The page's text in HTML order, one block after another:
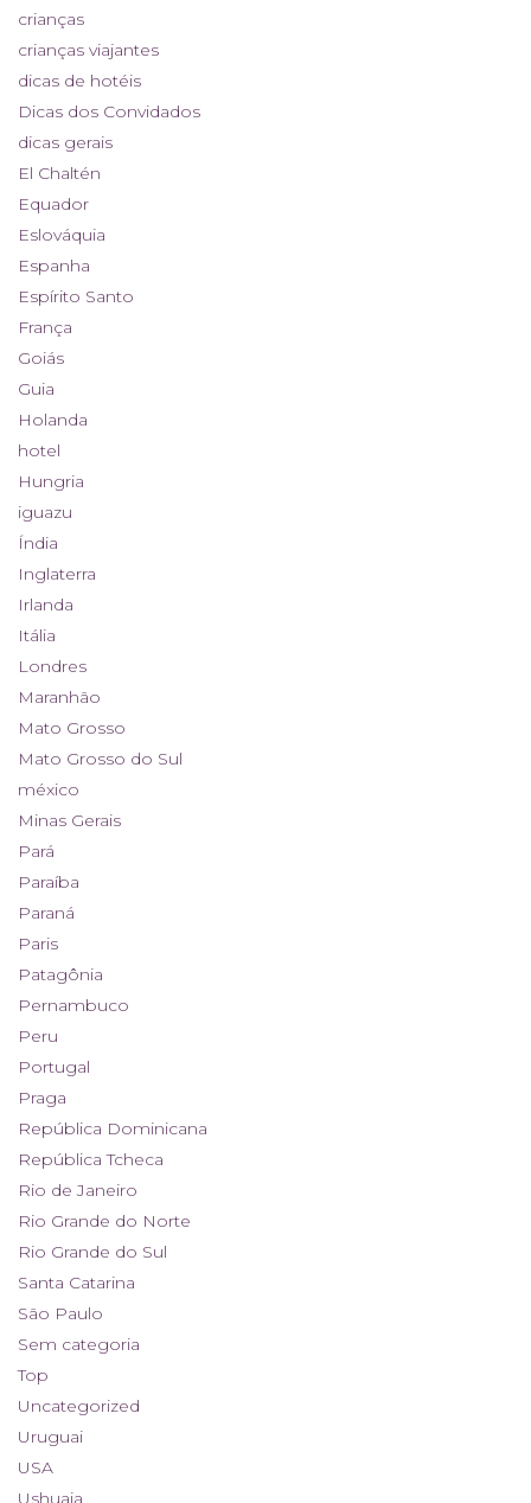
crianças
crianças viajantes
dicas de hotéis
Dicas dos Convidados
dicas gerais
El Chaltén
Equador
Eslováquia
Espanha
Espírito Santo
França
Goiás
Guia
Holanda
hotel
Hungria
iguazu
Índia
Inglaterra
Irlanda
Itália
Londres
Maranhão
Mato Grosso
Mato Grosso do Sul
méxico
Minas Gerais
Pará
Paraíba
Paraná
Paris
Patagônia
Pernambuco
Peru
Portugal
Praga
República Dominicana
República Tcheca
Rio de Janeiro
Rio Grande do Norte
Rio Grande do Sul
Santa Catarina
São Paulo
Sem categoria
Top
Uncategorized
Uruguai
USA
Ushuaia